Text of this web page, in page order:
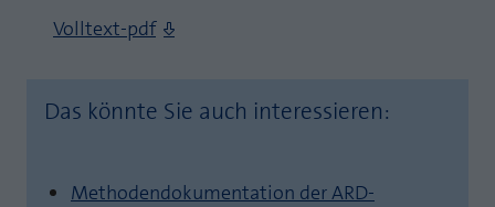
Volltext-pdf
Das könnte Sie auch interessieren:
Methodendokumentation der ARD-